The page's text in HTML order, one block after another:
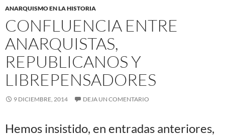
ANARQUISMO EN LA HISTORIA
CONFLUENCIA ENTRE
ANARQUISTAS,
REPUBLICANOS Y
LIBREPENSADORES
9 DICIEMBRE, 2014 DEJA UN COMENTARIO
Hemos insistido, en entradas anteriores,